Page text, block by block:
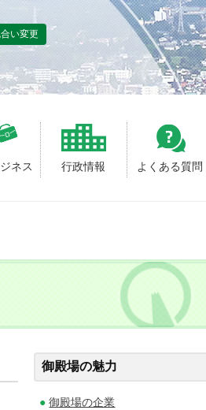
ネス 行政情報 よくある質問
い変更
御殿場の魅力
御殿場の企業